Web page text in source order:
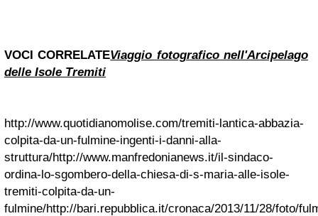
VOCI CORRELATEViaggio fotografico nell'Arcipelago
delle Isole Tremiti
http://www.quotidianomolise.com/tremiti-lantica-abbazia-
colpita-da-un-fulmine-ingenti-i-danni-alla-
struttura/http://www.manfredonianews.it/il-sindaco-
ordina-lo-sgombero-della-chiesa-di-s-maria-alle-isole-
tremiti-colpita-da-un-
fulmine/http://bari.repubblica.it/cronaca/2013/11/28/foto/